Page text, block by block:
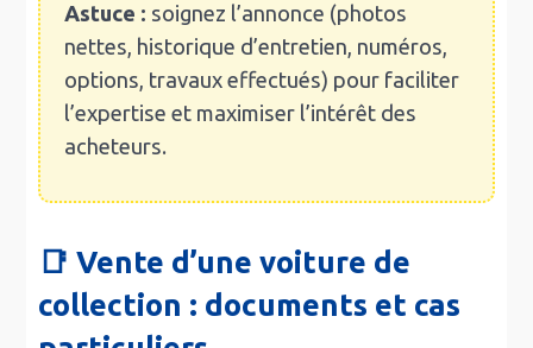
Astuce : soignez l’annonce (photos
nettes, historique d’entretien, numéros,
options, travaux effectués) pour faciliter
l’expertise et maximiser l’intérêt des
acheteurs.
📑 Vente d’une voiture de
collection : documents et cas